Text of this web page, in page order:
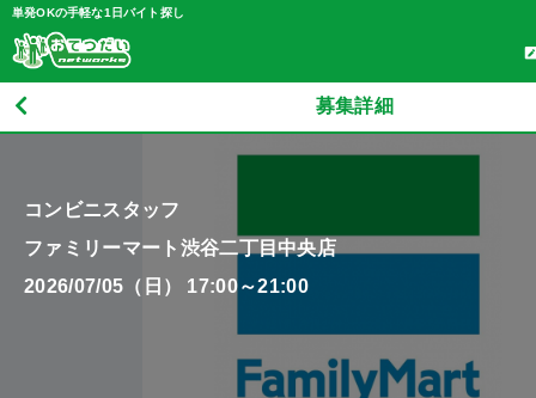
単発OKの手軽な1日バイト探し
募集詳細
コンビニスタッフ
ファミリーマート渋谷二丁目中央店
2026/07/05（日） 17:00～21:00